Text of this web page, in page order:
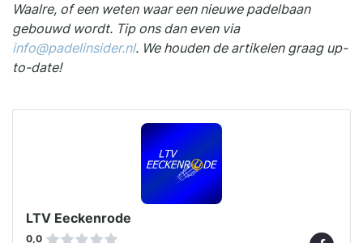
Waalre, of een weten waar een nieuwe padelbaan
gebouwd wordt. Tip ons dan even via
info@padelinsider.nl. We houden de artikelen graag up-
to-date!
LTV Eeckenrode
0,0